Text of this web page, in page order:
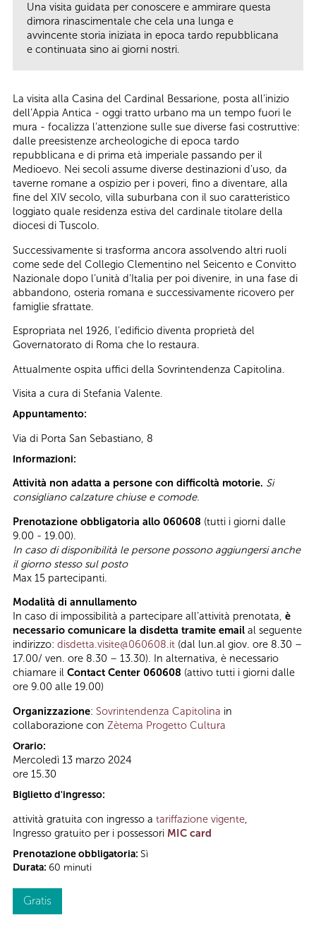
Una visita guidata per conoscere e ammirare questa
dimora rinascimentale che cela una lunga e
avvincente storia iniziata in epoca tardo repubblicana
e continuata sino ai giorni nostri.
La visita alla Casina del Cardinal Bessarione, posta all’inizio
dell’Appia Antica - oggi tratto urbano ma un tempo fuori le
mura - focalizza l’attenzione sulle sue diverse fasi costruttive:
dalle preesistenze archeologiche di epoca tardo
repubblicana e di prima età imperiale passando per il
Medioevo. Nei secoli assume diverse destinazioni d’uso, da
taverne romane a ospizio per i poveri, fino a diventare, alla
fine del XIV secolo, villa suburbana con il suo caratteristico
loggiato quale residenza estiva del cardinale titolare della
diocesi di Tuscolo.
Successivamente si trasforma ancora assolvendo altri ruoli
come sede del Collegio Clementino nel Seicento e Convitto
Nazionale dopo l’unità d’Italia per poi divenire, in una fase di
abbandono, osteria romana e successivamente ricovero per
famiglie sfrattate.
Espropriata nel 1926, l’edificio diventa proprietà del
Governatorato di Roma che lo restaura.
Attualmente ospita uffici della Sovrintendenza Capitolina.
Visita a cura di Stefania Valente.
Appuntamento:
Via di Porta San Sebastiano, 8
Informazioni:
Attività non adatta a persone con difficoltà motorie. Si
consigliano calzature chiuse e comode.
Prenotazione obbligatoria allo 060608 (tutti i giorni dalle
9.00 - 19.00).
In caso di disponibilità le persone possono aggiungersi anche
il giorno stesso sul posto
Max 15 partecipanti.
Modalità di annullamento
In caso di impossibilità a partecipare all’attività prenotata, è
necessario comunicare la disdetta tramite email al seguente
indirizzo: disdetta.visite@060608.it (dal lun.al giov. ore 8.30 –
17.00/ ven. ore 8.30 – 13.30). In alternativa, è necessario
chiamare il Contact Center 060608 (attivo tutti i giorni dalle
ore 9.00 alle 19.00)
Organizzazione: Sovrintendenza Capitolina in
collaborazione con Zètema Progetto Cultura
Orario:
Mercoledì 13 marzo 2024
ore 15.30
Biglietto d'ingresso:
attività gratuita con ingresso a tariffazione vigente
Ingresso gratuito per i possessori MIC card
Prenotazione obbligatoria: Sì
Durata: 60 minuti
Gratis